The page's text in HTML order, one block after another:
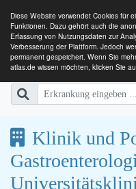
Diese Website verwendet Cookies für
Funktionen. Dazu gehört auch die
Erfassung von Nutzungsdaten zur
Verbesserung der Plattform. Jedoch
permanent gespeichert. Wenn Sie
atlas.de wissen möchten, klicken Sie
SE-ATLAS
Klinik und